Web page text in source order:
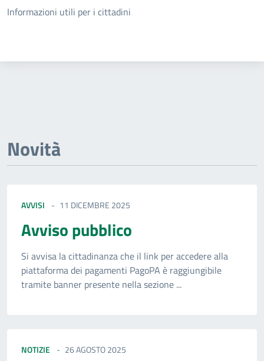
Dettagli della notizia
Informazioni utili per i cittadini
Novità
AVVISI 11 DICEMBRE 2025
Avviso pubblico
Si avvisa la cittadinanza che il link per accedere alla
piattaforma dei pagamenti PagoPA è raggiungibile
tramite banner presente nella sezione ...
NOTIZIE 26 AGOSTO 2025